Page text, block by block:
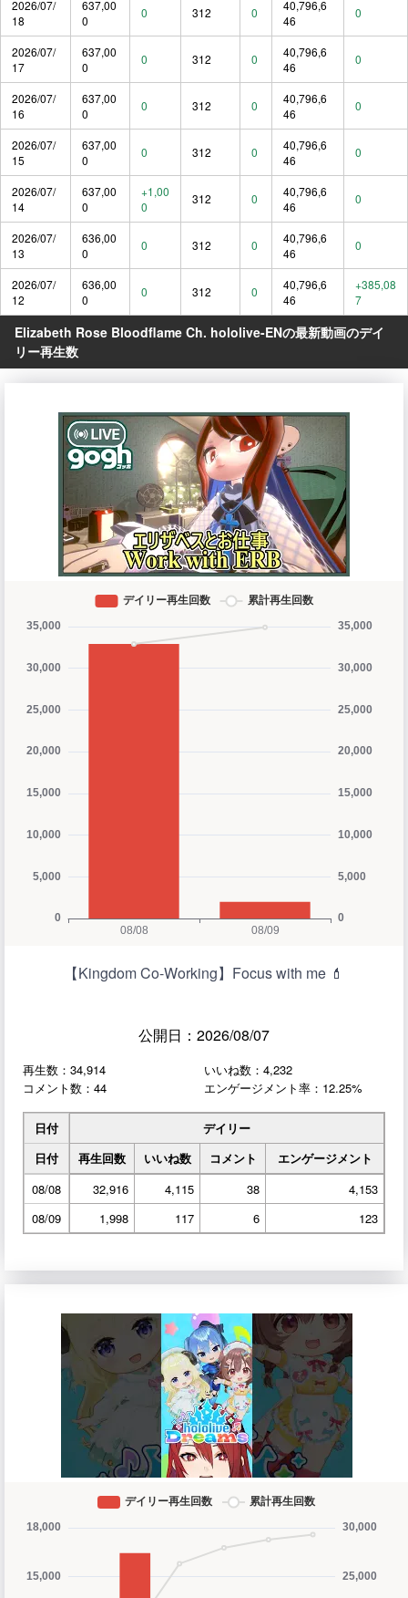
2026/07/
18
637,00
0
0 312 0
40,796,6
46
0
2026/07/
17
637,00
0
0 312 0
40,796,6
46
0
2026/07/
16
637,00
0
0 312 0
40,796,6
46
0
2026/07/
15
637,00
0
0 312 0
40,796,6
46
0
2026/07/
14
637,00
0
+1,00
0
312 0
40,796,6
46
0
2026/07/
13
636,00
0
0 312 0
40,796,6
46
0
2026/07/
12
636,00
0
0 312 0
40,796,6
46
+385,08
7
Elizabeth Rose Bloodflame Ch. hololive-ENの最新動画のデイ
リー再生数
【Kingdom Co-Working】Focus with me 💄
公開日：2026/08/07
再生数：34,914
いいね数：4,232
コメント数：44
エンゲージメント率：12.25%
日付
デイリー
日付
再生回数 いいね数 コメント
エンゲージメント
08/08
32,916 4,115 38
4,153
08/09
1,998 117 6 123